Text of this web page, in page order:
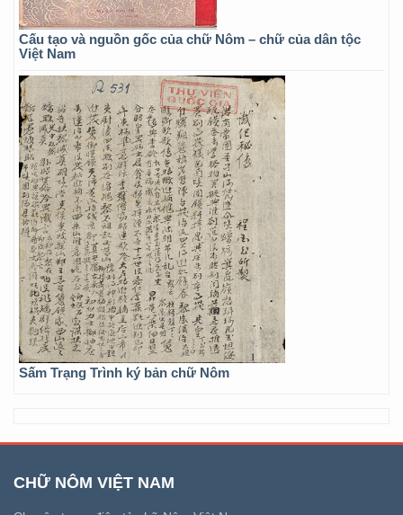
Cấu tạo và nguồn gốc của chữ Nôm – chữ của dân tộc
Việt Nam
Sấm Trạng Trình ký bản chữ Nôm
CHỮ NÔM VIỆT NAM